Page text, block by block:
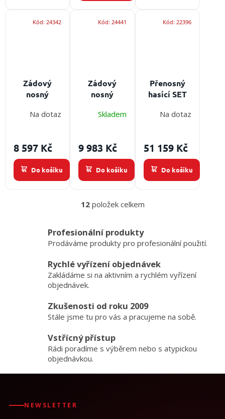
krátký
Zádový
nosný
ForestPack
Na dotaz
8 597 Kč
Do košíku
Kód:24342
Zádový
nosný
LESTECH
balení:
včetně
police a
hřídele, 4x
popruh
krátký
popruh
ACC005, 4x
krátký
popruh
ACC003
Skladem
9 983 Kč
Do košíku
Kód: 24441
Přenosný
hasící SET
na lesní
Na dotaz
51 159 Kč
Do košíku
Kód: 22396
O
á
d
c
í
v
k
y
ý
p
12položek celkem
Profesionální produkty
Prodáváme produkty pro profesionální použití.
Rychlé vyřízení objednávek
Zakládáme si na aktivním a rychlém vyřízení
objednávek.
Zkušenosti od roku 2009
Stále jsme tu pro vás a pracujeme na sobě.
Vstřícný přístup
Rádi poradíme s výběrem nebo s atypickou
objednávkou.
NEWSLETTER